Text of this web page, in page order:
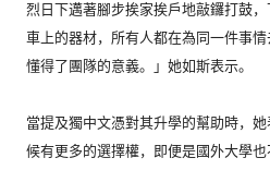
烈日下邁著腳步挨家挨戶地敲鑼打鼓，
車上的器材， 所有人都在為同一件事情
懂得了團隊的意義。」她如斯表示。
當提及獨中文憑對其升學的幫助時， 她
候有更多的選擇權，
即便是國外大學